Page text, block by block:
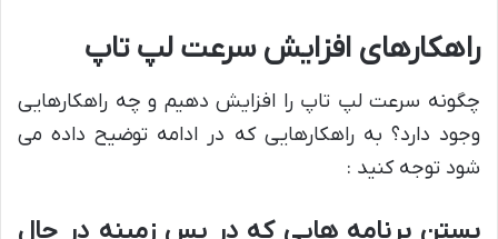
راهکارهای افزایش سرعت لپ تاپ
چگونه سرعت لپ تاپ را افزایش دهیم و چه راهکارهایی
وجود دارد؟ به راهکارهایی که در ادامه توضیح داده می
شود توجه کنید :
بستن برنامه هایی که در پس زمینه در حال